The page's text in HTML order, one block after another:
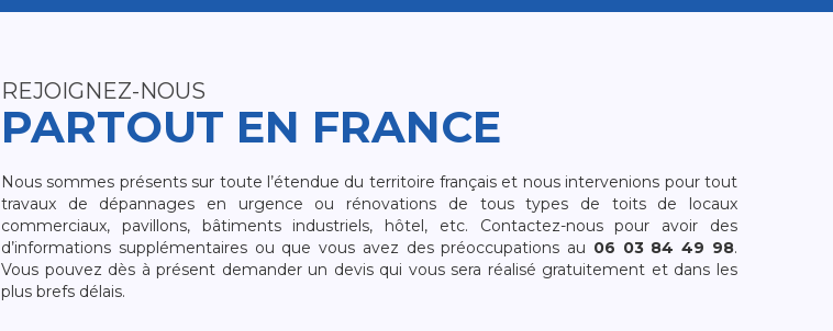
REJOIGNEZ-NOUS
PARTOUT EN FRANCE
Nous sommes présents sur toute l’étendue du territoire français et nous intervenions pour tout
travaux de dépannages en urgence ou rénovations de tous types de toits de locaux
commerciaux, pavillons, bâtiments industriels, hôtel, etc. Contactez-nous pour avoir des
d’informations supplémentaires ou que vous avez des préoccupations au 06 03 84 49 98.
Vous pouvez dès à présent demander un devis qui vous sera réalisé gratuitement et dans les
plus brefs délais.